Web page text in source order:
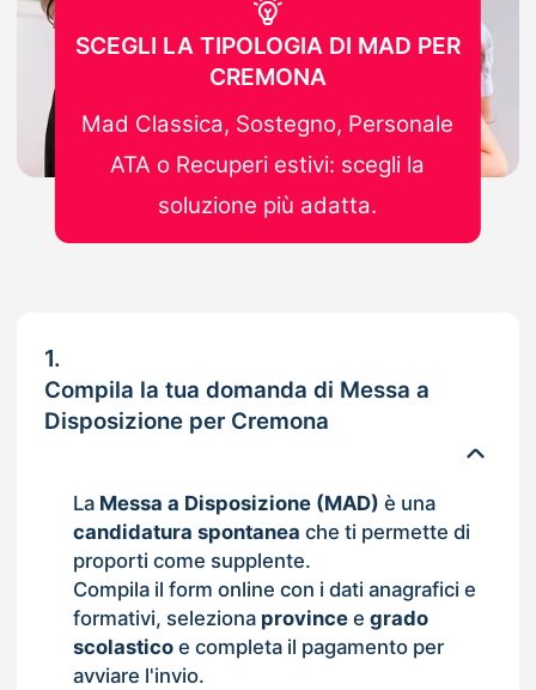
1.
Compila la tua domanda di Messa a
Disposizione per Cremona
La Messa a Disposizione (MAD) è una
candidatura spontanea che ti permette di
proporti come supplente.
Compila il form online con i dati anagrafici e
formativi, seleziona provincee grado
scolasticoe completa il pagamento per
avviare l'invio.
SCEGLI LA TIPOLOGIA DI MAD PER
CREMONA
Mad Classica, Sostegno, Personale
ATA o Recuperi estivi: scegli la
soluzione più adatta.